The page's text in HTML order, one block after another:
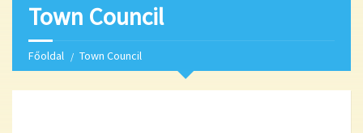
Town Council
Főoldal Town Council